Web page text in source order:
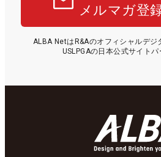
メルマガ登
ALBA NetはR&Aのオフィシャルデジ
USLPGAの日本公式サイトパ